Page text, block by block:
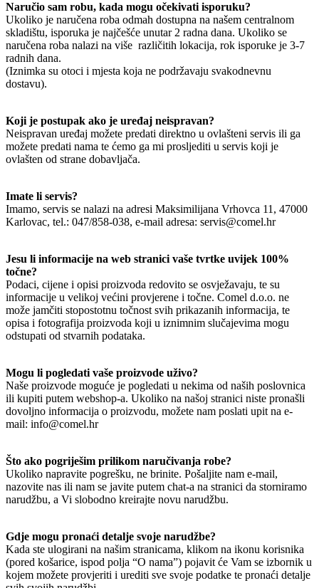
Naručio sam robu, kada mogu očekivati isporuku?
Ukoliko je naručena roba odmah dostupna na našem centralnom
skladištu, isporuka je najčešće unutar 2 radna dana. Ukoliko se
naručena roba nalazi na više različitih lokacija, rok isporuke je 3-7
radnih dana.
(Iznimka su otoci i mjesta koja ne podržavaju svakodnevnu
dostavu).
Koji je postupak ako je uređaj neispravan?
Neispravan uređaj možete predati direktno u ovlašteni servis ili ga
možete predati nama te ćemo ga mi prosljediti u servis koji je
ovlašten od strane dobavljača.
Imate li servis?
Imamo, servis se nalazi na adresi Maksimilijana Vrhovca 11, 47000
Karlovac, tel.: 047/858-038, e-mail adresa: servis@comel.hr
Jesu li informacije na web stranici vaše tvrtke uvijek 100%
točne?
Podaci, cijene i opisi proizvoda redovito se osvježavaju, te su
informacije u velikoj većini provjerene i točne. Comel d.o.o. ne
može jamčiti stopostotnu točnost svih prikazanih informacija, te
opisa i fotografija proizvoda koji u iznimnim slučajevima mogu
odstupati od stvarnih podataka.
Mogu li pogledati vaše proizvode uživo?
Naše proizvode moguće je pogledati u nekima od naših poslovnica
ili kupiti putem webshop-a. Ukoliko na našoj stranici niste pronašli
dovoljno informacija o proizvodu, možete nam poslati upit na e-
mail: info@comel.hr
Što ako pogriješim prilikom naručivanja robe?
Ukoliko napravite pogrešku, ne brinite. Pošaljite nam e-mail,
nazovite nas ili nam se javite putem chat-a na stranici da storniramo
narudžbu, a Vi slobodno kreirajte novu narudžbu.
Gdje mogu pronaći detalje svoje narudžbe?
Kada ste ulogirani na našim stranicama, klikom na ikonu korisnika
(pored košarice, ispod polja “O nama”) pojavit će Vam se izbornik u
kojem možete provjeriti i urediti sve svoje podatke te pronaći detalje